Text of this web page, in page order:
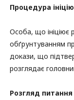
Процедура
Особа, що ініціює
обґрунтуванням
докази, що
розглядає
Розгляд